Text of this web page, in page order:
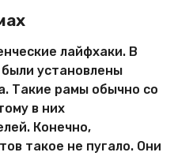
лайфхаки. В
установлены
Такие рамы обычно со
в них
Конечно,
такое не пугало. Они